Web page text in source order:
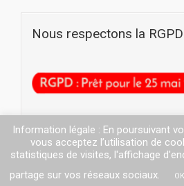
Nous respectons la RGPD
Information légale : En poursuivant
vous acceptez l’utilisation de
statistiques de visites, l'affichage
partage sur vos réseaux sociaux.
OK